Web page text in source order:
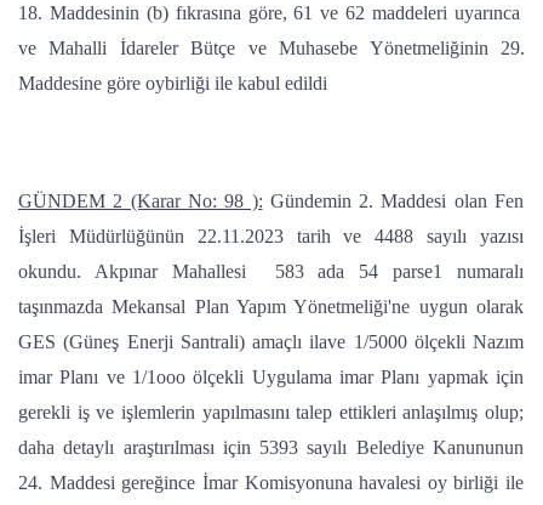
18. Maddesinin (b) fıkrasına göre, 61 ve 62 maddeleri uyarınca
ve Mahalli İdareler Bütçe ve Muhasebe Yönetmeliğinin 29.
Maddesine göre oybirliği ile kabul edildi
GÜNDEM 2 (Karar No: 98 ): Gündemin 2. Maddesi olan Fen
İşleri Müdürlüğünün 22.11.2023 tarih ve 4488 sayılı yazısı
okundu. Akpınar Mahallesi 583 ada 54 parse1 numaralı
taşınmazda Mekansal Plan Yapım Yönetmeliği'ne uygun olarak
GES (Güneş Enerji Santrali) amaçlı ilave 1/5000 ölçekli Nazım
imar Planı ve 1/1ooo ölçekli Uygulama imar Planı yapmak için
gerekli iş ve işlemlerin yapılmasını talep ettikleri anlaşılmış olup;
daha detaylı araştırılması için 5393 sayılı Belediye Kanununun
24. Maddesi gereğince İmar Komisyonuna havalesi oy birliği ile